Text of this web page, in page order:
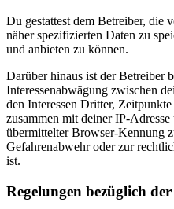
Du gestattest dem Betreiber, die
näher spezifizierten Daten zu
und anbieten zu können.
Darüber hinaus ist der Betreiber
Interessenabwägung zwischen
den Interessen Dritter,
zusammen mit deiner IP-
übermittelter Browser-Kennung
Gefahrenabwehr oder zur
ist.
Regelungen bezüglich